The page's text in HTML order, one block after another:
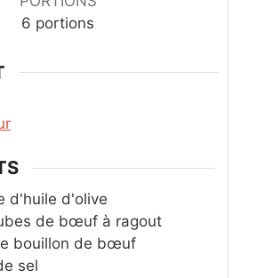
6 portions
d'huile d'olive
de bœuf à ragout
bouillon de bœuf
sel